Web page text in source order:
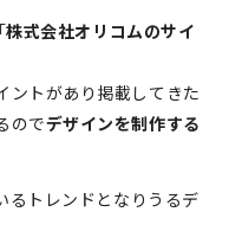
株式会社オリコムのサイ
ントがあり掲載してきた
のでデザインを制作する
るトレンドとなりうるデ